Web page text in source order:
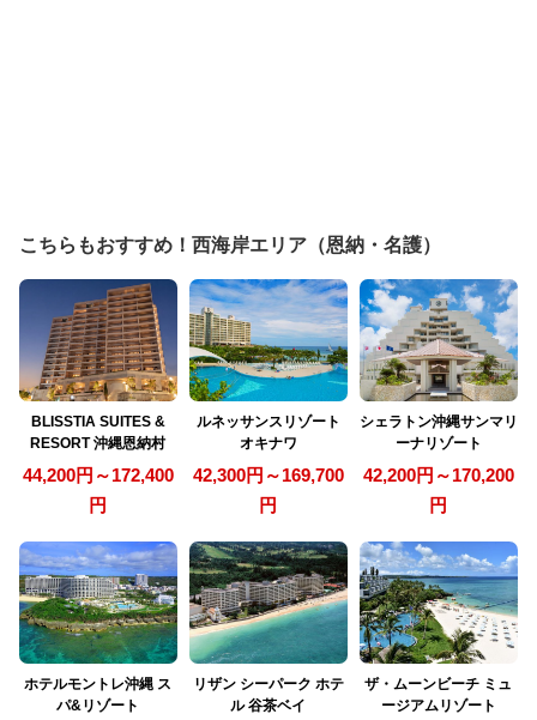
こちらもおすすめ！西海岸エリア（恩納・名護）
BLISSTIA SUITES &
RESORT 沖縄恩納村
44,200円～172,400
円
ルネッサンスリゾート
オキナワ
42,300円～169,700
円
シェラトン沖縄サンマリ
ーナリゾート
42,200円～170,200
円
ホテルモントレ沖縄 ス
パ&リゾート
リザン シーパーク ホテ
ル 谷茶ベイ
ザ・ムーンビーチ ミュ
ージアムリゾート